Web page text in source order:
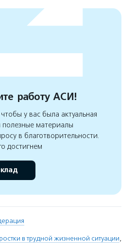
работу АСИ!
у вас была актуальная
материалы
в благотворительности.
достигнем
в трудной жизненной ситуации,